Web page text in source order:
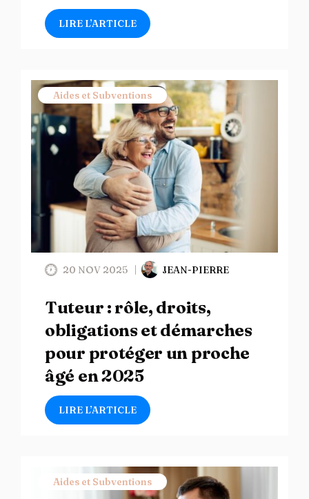
LIRE L’ARTICLE
Aides et Subventions
20 NOV 2025 JEAN-PIERRE
Tuteur : rôle, droits,
obligations et démarches
pour protéger un proche
âgé en 2025
LIRE L’ARTICLE
Aides et Subventions